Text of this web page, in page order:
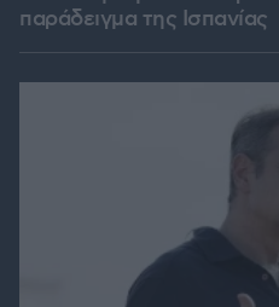
παράδειγμα της Ισπανίας